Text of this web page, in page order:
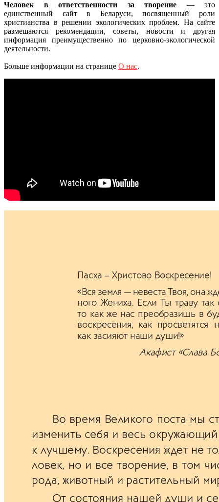
Человек в ответственности за творение — это
единственный сайт в Беларуси, посвященный роли
христианства в решении экологических проблем. На сайте
размещаются рекомендации, советы, новости и другая
информация преимущественно по церковно-экологической
деятельности.
Больше информации на странице О нас.